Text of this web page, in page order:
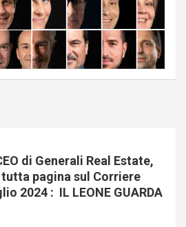
di Generali Real Estate,
pagina sul Corriere
2024 : IL LEONE GUARDA